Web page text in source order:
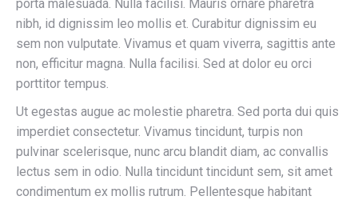
porta malesuada. Nulla facilisi. Mauris ornare pharetra
nibh, id dignissim leo mollis et. Curabitur dignissim eu
sem non vulputate. Vivamus et quam viverra, sagittis ante
non, efficitur magna. Nulla facilisi. Sed at dolor eu orci
porttitor tempus.
Ut egestas augue ac molestie pharetra. Sed porta dui quis
imperdiet consectetur. Vivamus tincidunt, turpis non
pulvinar scelerisque, nunc arcu blandit diam, ac convallis
lectus sem in odio. Nulla tincidunt tincidunt sem, sit amet
condimentum ex mollis rutrum. Pellentesque habitant